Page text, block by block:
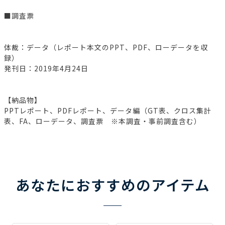
■調査票
体裁：データ（レポート本文のPPT、PDF、ローデータを収
録）
発刊日：2019年4月24日
【納品物】
PPTレポート、PDFレポート、データ編（GT表、クロス集計
表、FA、ローデータ、調査票 ※本調査・事前調査含む）
あなたにおすすめのアイテム